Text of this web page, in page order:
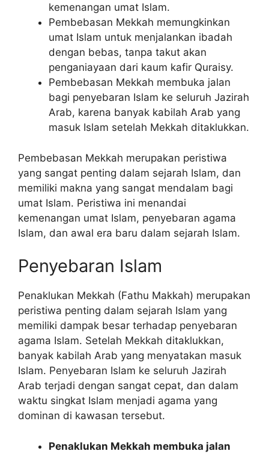
kemenangan umat Islam.
Pembebasan Mekkah memungkinkan
umat Islam untuk menjalankan ibadah
dengan bebas, tanpa takut akan
penganiayaan dari kaum kafir Quraisy.
Pembebasan Mekkah membuka jalan
bagi penyebaran Islam ke seluruh Jazirah
Arab, karena banyak kabilah Arab yang
masuk Islam setelah Mekkah ditaklukkan.
Pembebasan Mekkah merupakan peristiwa
yang sangat penting dalam sejarah Islam, dan
memiliki makna yang sangat mendalam bagi
umat Islam. Peristiwa ini menandai
kemenangan umat Islam, penyebaran agama
Islam, dan awal era baru dalam sejarah Islam.
Penyebaran Islam
Penaklukan Mekkah (Fathu Makkah) merupakan
peristiwa penting dalam sejarah Islam yang
memiliki dampak besar terhadap penyebaran
agama Islam. Setelah Mekkah ditaklukkan,
banyak kabilah Arab yang menyatakan masuk
Islam. Penyebaran Islam ke seluruh Jazirah
Arab terjadi dengan sangat cepat, dan dalam
waktu singkat Islam menjadi agama yang
dominan di kawasan tersebut.
Penaklukan Mekkah membuka jalan